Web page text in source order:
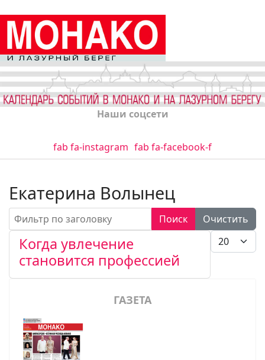
Наши соцсети
fab fa-instagram fab fa-facebook-f
Екатерина Волынец
Фильтр по заголовку Поиск
Очистить
Кол-во
Когда увлечение
становится профессией
ГАЗЕТА